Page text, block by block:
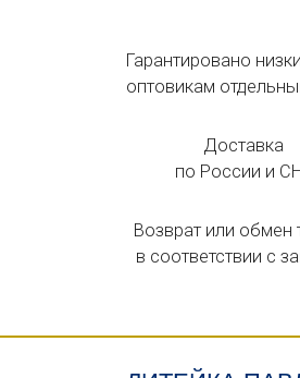
Гарантировано
оптовикам
Доставка
по России и
Возврат или обмен
в соответствии с